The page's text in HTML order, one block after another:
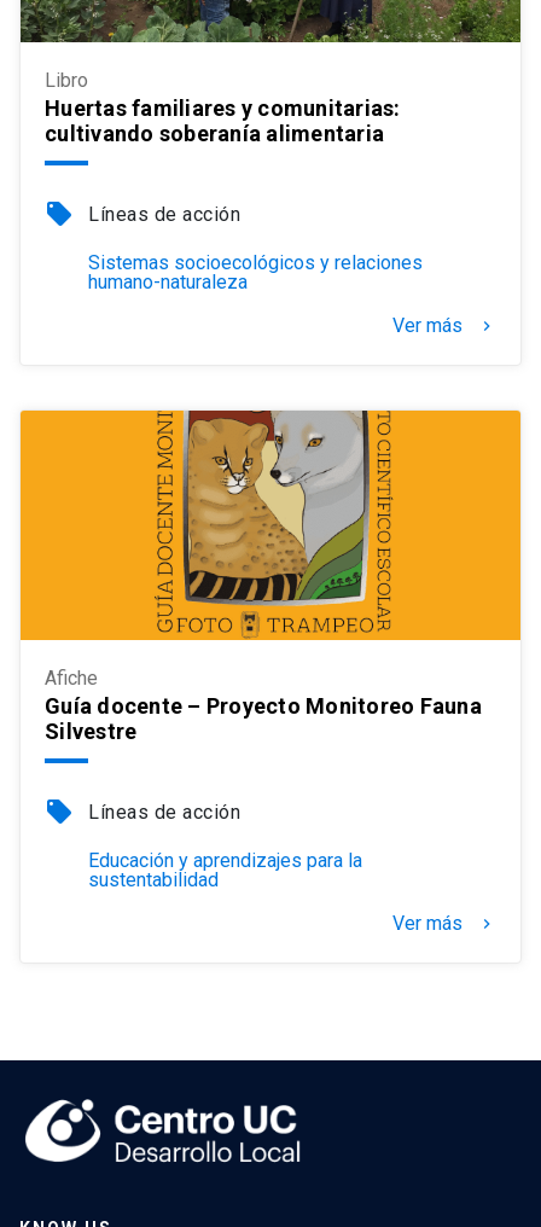
Libro
Huertas familiares y comunitarias:
cultivando soberanía alimentaria
local_offer Líneas de acción
Sistemas socioecológicos y relaciones
humano-naturaleza
Ver más
keyboard_arrow_right
Afiche
Guía docente – Proyecto Monitoreo Fauna
Silvestre
local_offer Líneas de acción
Educación y aprendizajes para la
sustentabilidad
Ver más
keyboard_arrow_right